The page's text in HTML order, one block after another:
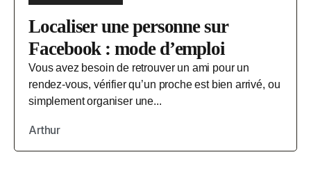
Localiser une personne sur
Facebook : mode d’emploi
Vous avez besoin de retrouver un ami pour un
rendez-vous, vérifier qu’un proche est bien arrivé, ou
simplement organiser une...
Arthur